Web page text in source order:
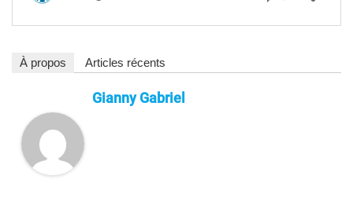
À propos Articles récents
Gianny Gabriel